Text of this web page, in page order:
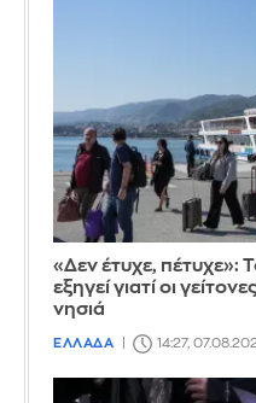
«Δεν έτυχε,
εξηγεί γιατί οι
νησιά
ΕΛΛΑΔΑ 14:27,